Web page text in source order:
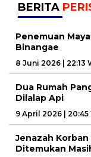
BERITA
Penemuan
Binangae
8 Juni 2026 | 22:13
Dua Rumah
Dilalap Api
9 April 2026 | 20:45
Jenazah
Ditemukan